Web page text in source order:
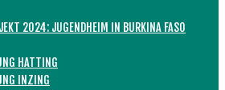
2024: JUGENDHEIM IN BURKINA FASO
HATTING
INZING